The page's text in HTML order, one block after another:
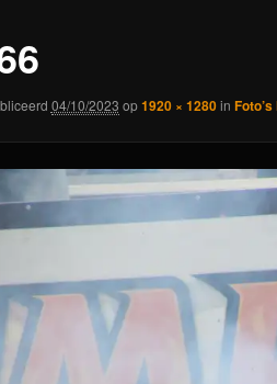
04/10/2023 op1920 × 1280in